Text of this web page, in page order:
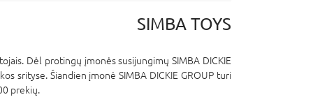
SIMBA TOYS
Dėl protingų įmonės susijungimų SIMBA DICKIE
srityse. Šiandien įmonė SIMBA DICKIE GROUP turi
prekių.